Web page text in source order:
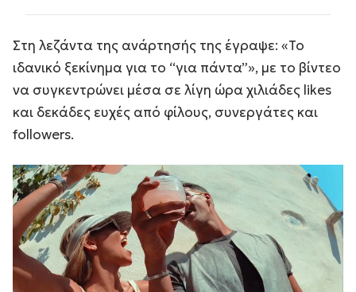
Στη λεζάντα της ανάρτησής της έγραψε: «Το
ιδανικό ξεκίνημα για το “για πάντα”», με το βίντεο
να συγκεντρώνει μέσα σε λίγη ώρα χιλιάδες likes
και δεκάδες ευχές από φίλους, συνεργάτες και
followers.